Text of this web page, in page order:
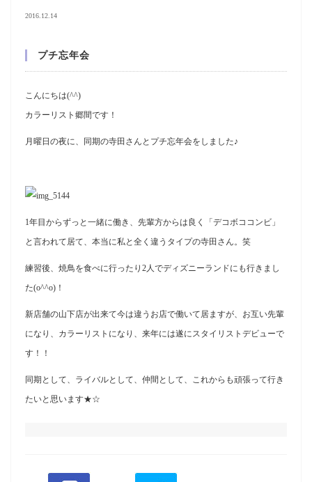
2016.12.14
プチ忘年会
こんにちは(^^)
カラーリスト郷間です！
月曜日の夜に、同期の寺田さんとプチ忘年会をしました♪
1年目からずっと一緒に働き、先輩方からは良く「デコボココンビ」
と言われて居て、本当に私と全く違うタイプの寺田さん。笑
練習後、焼鳥を食べに行ったり2人でディズニーランドにも行きまし
た(o^^o)！
新店舗の山下店が出来て今は違うお店で働いて居ますが、お互い先輩
になり、カラーリストになり、来年には遂にスタイリストデビューで
す！！
同期として、ライバルとして、仲間として、これからも頑張って行き
たいと思います★☆